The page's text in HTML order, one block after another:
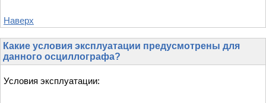
Наверх
Какие условия эксплуатации предусмотрены для
данного осциллографа?
Условия эксплуатации: